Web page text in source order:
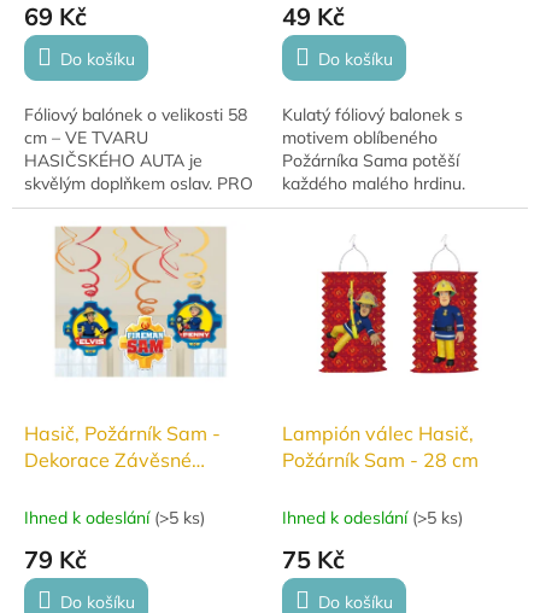
69 Kč
Do košíku
Fóliový balónek o velikosti 58
cm – VE TVARU
HASIČSKÉHO AUTA je
skvělým doplňkem oslav. PRO
RADOST. Má krásné stálé
barvy a hodí se na narozeniny,
výročí i novoroční dekorace....
49 Kč
Do košíku
Kulatý fóliový balonek s
motivem oblíbeného
Požárníka Sama potěší
každého malého hrdinu.
Skvělá dekorace na dětskou
oslavu nebo tematickou párty!
Hasič, Požárník Sam -
Dekorace Závěsné
Ihned k odeslání (>5 ks)
79 Kč
Do košíku
Lampión válec Hasič,
Požárník Sam - 28 cm
Ihned k odeslání (>5 ks)
75 Kč
Do košíku